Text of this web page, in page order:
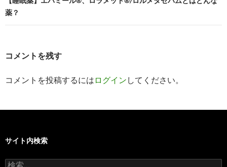
ゲ
ー
ョ
ン
薬？
コメントを残す
コメントを投稿するには ログイン してください。
サイト内検索
検